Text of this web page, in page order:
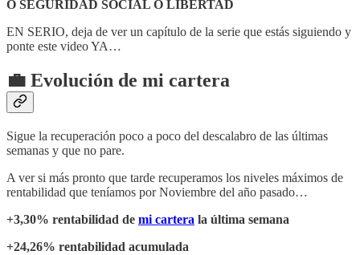
O SEGURIDAD SOCIAL O LIBERTAD
EN SERIO, deja de ver un capítulo de la serie que estás siguiendo y
ponte este video YA…
💼 Evolución de mi cartera
Sigue la recuperación poco a poco del descalabro de las últimas
semanas y que no pare.
A ver si más pronto que tarde recuperamos los niveles máximos de
rentabilidad que teníamos por Noviembre del año pasado…
+3,30% rentabilidad de mi cartera la última semana
+24,26% rentabilidad acumulada